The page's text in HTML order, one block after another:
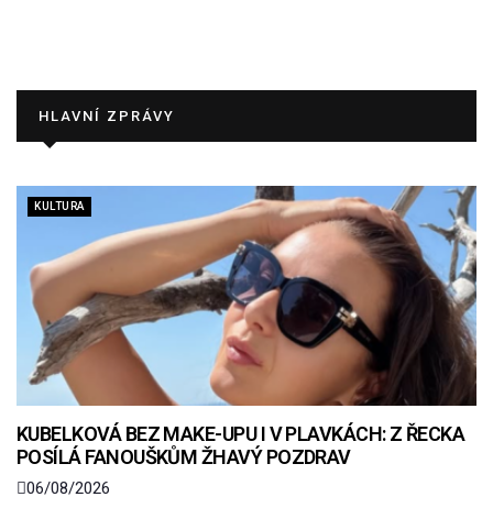
HLAVNÍ ZPRÁVY
KULTURA
KUBELKOVÁ BEZ MAKE-UPU I V PLAVKÁCH: Z ŘECKA
POSÍLÁ FANOUŠKŮM ŽHAVÝ POZDRAV
06/08/2026